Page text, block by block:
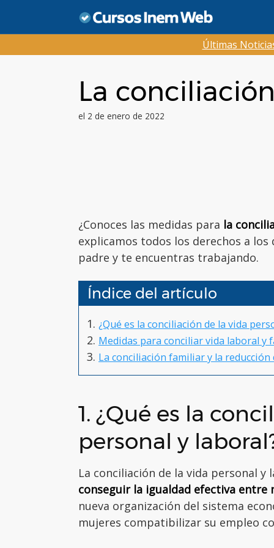
contenido
Últimas
La
el 2 de enero de 2022
¿Conoces las medidas para la
explicamos todos los derechos a
padre y te encuentras trabajando.
Índice del artículo
¿Qué es la conciliación de la vida
Medidas para conciliar vida laboral y
La conciliación familiar y la reducción
1. ¿Qué es la
personal y
La conciliación de la vida personal
conseguir la igualdad efectiva entre
nueva organización del sistema
mujeres compatibilizar su empleo